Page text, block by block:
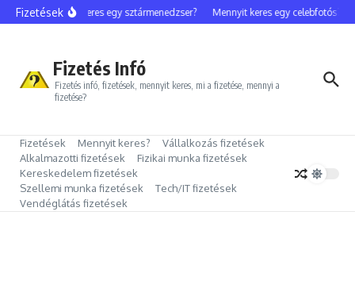
Ugrás a tartalomhoz
Fizetések
Mennyit keres egy sztármenedzser? Mennyit keres egy celebfotós?
Fizetés Infó
Fizetés infó, fizetések, mennyit keres, mi a fizetése, mennyi a
fizetése?
Fizetések Mennyit keres?
Vállalkozás fizetések
Alkalmazotti fizetések
Fizikai munka fizetések
Kereskedelem fizetések
Szellemi munka fizetések
Tech/IT fizetések
Vendéglátás fizetések